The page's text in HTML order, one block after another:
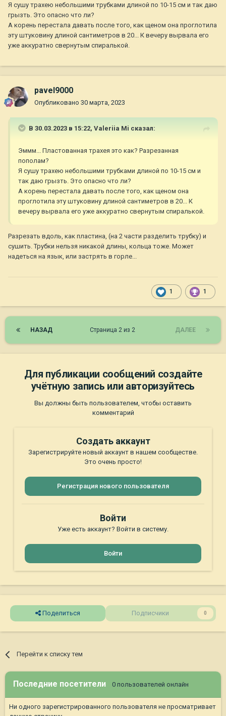
Я сушу трахею небольшими трубками длиной по 10-15 см и так даю
грызть. Это опасно что ли?
А корень перестала давать после того, как щеном она проглотила
эту штуковину длиной сантиметров в 20... К вечеру вырвала его
уже аккуратно свернутым спиралькой.
pavel9000
Опубликовано 30 марта, 2023
В 30.03.2023 в 15:22, Valeriia Mi сказал:
Эммм... Пластованная трахея это как? Разрезанная
пополам?
Я сушу трахею небольшими трубками длиной по 10-15 см и
так даю грызть. Это опасно что ли?
А корень перестала давать после того, как щеном она
проглотила эту штуковину длиной сантиметров в 20... К
вечеру вырвала его уже аккуратно свернутым спиралькой.
Разрезать вдоль, как пластина, (на 2 части разделить трубку) и
сушить. Трубки нельзя никакой длины, кольца тоже. Может
надеться на язык, или застрять в горле...
1 1
НАЗАД ДАЛЕЕ
Страница 2 из 2
Для публикации сообщений создайте
учётную запись или авторизуйтесь
Вы должны быть пользователем, чтобы оставить
комментарий
Создать аккаунт
Зарегистрируйте новый аккаунт в нашем сообществе.
Это очень просто!
Регистрация нового пользователя
Войти
Уже есть аккаунт? Войти в систему.
Войти
Поделиться Подписчики 0
Перейти к списку тем
Последние посетители 0 пользователей онлайн
Ни одного зарегистрированного пользователя не просматривает